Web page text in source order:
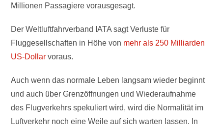
Millionen Passagiere vorausgesagt.
Der Weltluftfahrverband IATA sagt Verluste für
Fluggesellschaften in Höhe von mehr als 250 Milliarden
US-Dollar voraus.
Auch wenn das normale Leben langsam wieder beginnt
und auch über Grenzöffnungen und Wiederaufnahme
des Flugverkehrs spekuliert wird, wird die Normalität im
Luftverkehr noch eine Weile auf sich warten lassen. In